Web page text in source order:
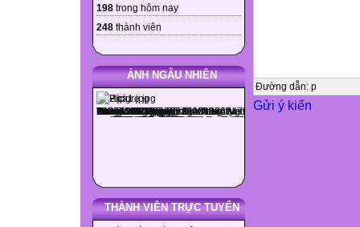
198 trong hôm nay
248 thành viên
ẢNH NGẪU NHIÊN
THÀNH VIÊN TRỰC TUYẾN
Thông hiểu

Đường dẫn: p
Gửi ý kiến